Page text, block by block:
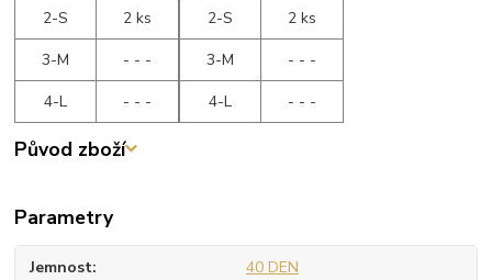
2-S
2 ks
3-M
- - -
4-L
- - -
2-S
2 ks
3-M
- - -
4-L
- - -
Původ zboží
Parametry
Jemnost 40 DEN